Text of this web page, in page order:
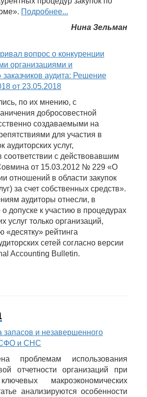
Подробнее...
Нина Зельман
вопрос о конкуренции
организациями и
аудита: Решение
от 23.05.2018
по их мнению, с
добросовестной
создаваемыми на
для участия в
аудиторских услуг,
с действовавшим
от 15.03.2012 № 229 «О
отношений в области закупок
за счет собственных средств».
аудиторы отнесли, в
о допуске к участию в процедурах
услуг только организаций,
«десятку» рейтинга
сетей согласно версии
Accounting Bulletin.
запасов и незавершенного
и СНС
проблемам использования
отчетности организаций при
макроэкономических
анализируются особенности